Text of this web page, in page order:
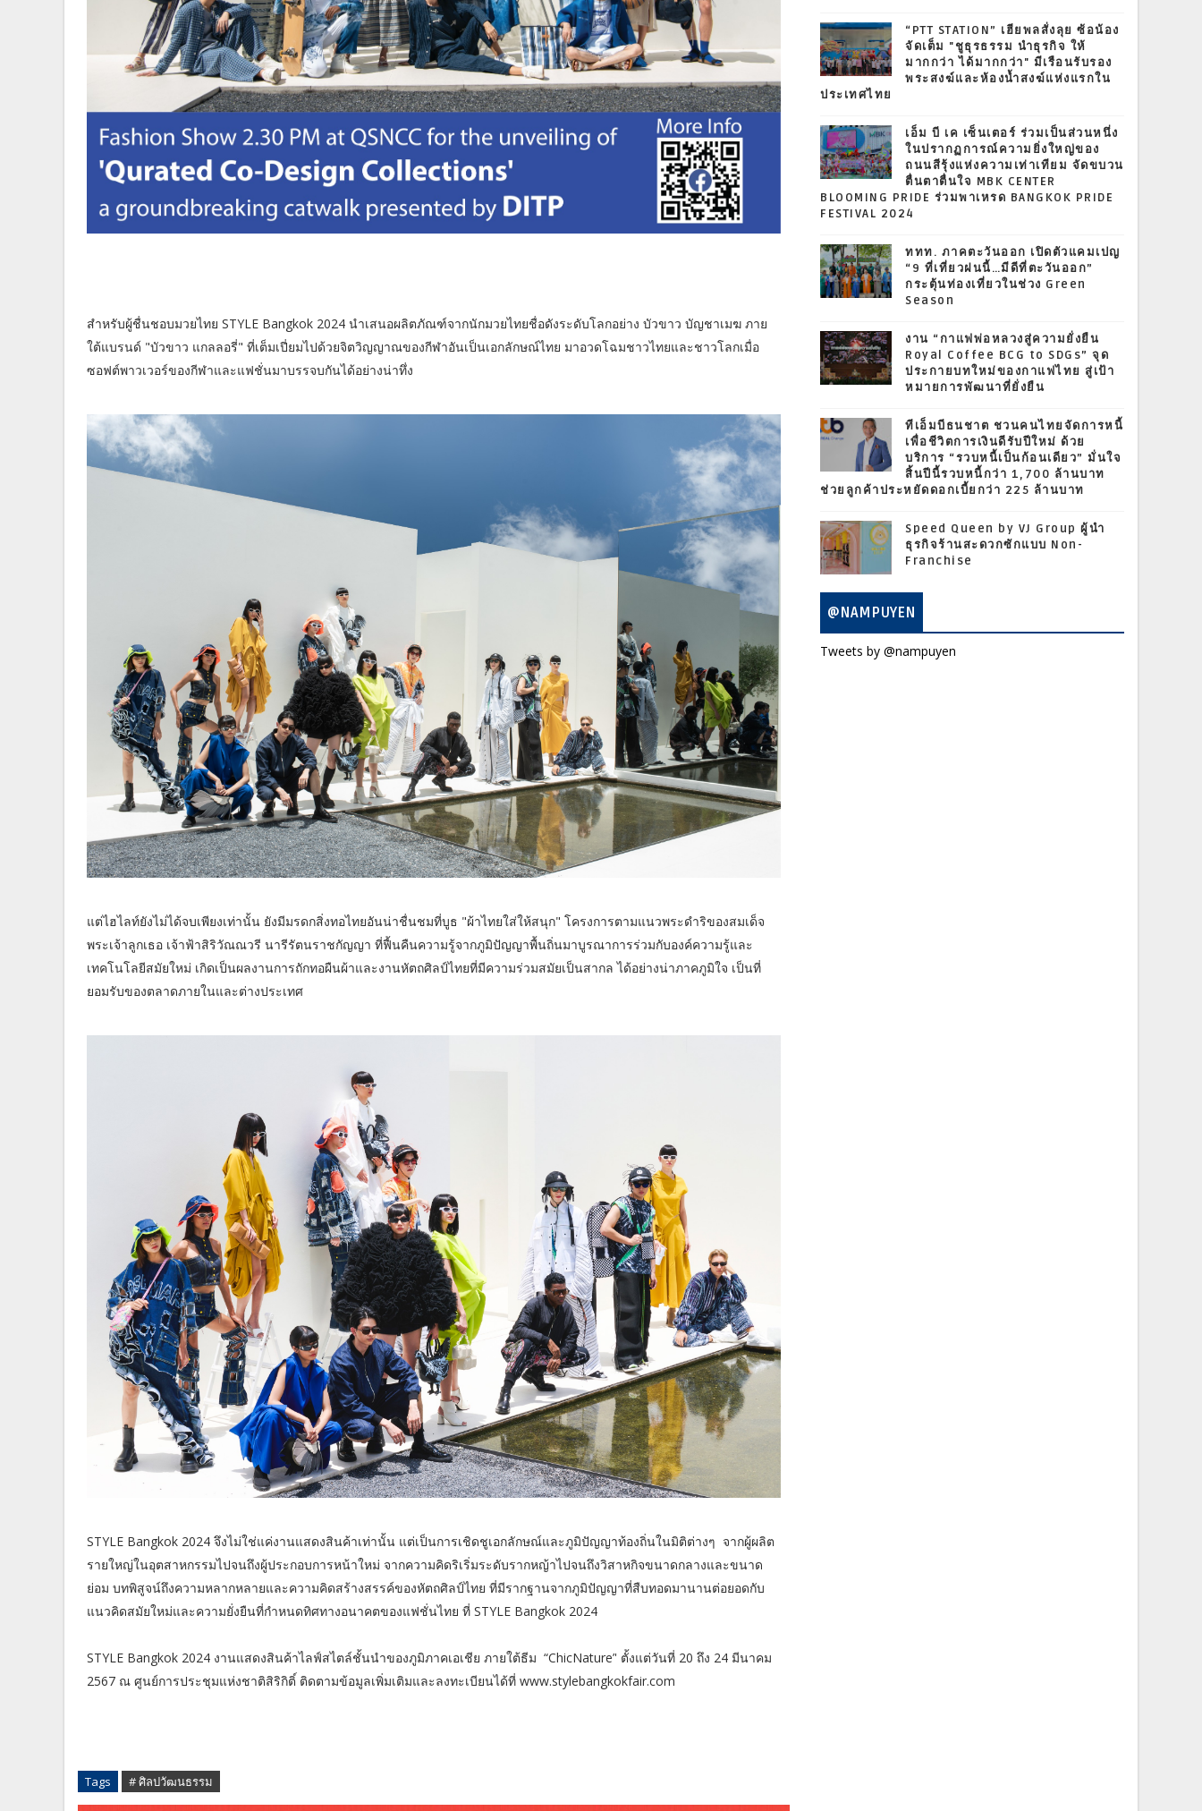
สำหรับผู้ชื่นชอบมวยไทย STYLE Bangkok 2024 นำเสนอผลิตภัณฑ์จากนักมวยไทยชื่อดังระดับโลกอย่าง บัวขาว บัญชาเมฆ ภาย
ใต้แบรนด์ "บัวขาว แกลลอรี่" ที่เต็มเปี่ยมไปด้วยจิตวิญญาณของกีฬาอันเป็นเอกลักษณ์ไทย มาอวดโฉมชาวไทยและชาวโลกเมื่อ
ซอฟต์พาวเวอร์ของกีฬาและแฟชั่นมาบรรจบกันได้อย่างน่าทึ่ง
แต่ไฮไลท์ยังไม่ได้จบเพียงเท่านั้น ยังมีมรดกสิ่งทอไทยอันน่าชื่นชมที่บูธ "ผ้าไทยใส่ให้สนุก" โครงการตามแนวพระดำริของสมเด็จ
พระเจ้าลูกเธอ เจ้าฟ้าสิริวัณณวรี นารีรัตนราชกัญญา ที่ฟื้นคืนความรู้จากภูมิปัญญาพื้นถิ่นมาบูรณาการร่วมกับองค์ความรู้และ
เทคโนโลยีสมัยใหม่ เกิดเป็นผลงานการถักทอผืนผ้าและงานหัตถศิลป์ไทยที่มีความร่วมสมัยเป็นสากล ได้อย่างน่าภาคภูมิใจ เป็นที่
ยอมรับของตลาดภายในและต่างประเทศ
STYLE Bangkok 2024 จึงไม่ใช่แค่งานแสดงสินค้าเท่านั้น แต่เป็นการเชิดชูเอกลักษณ์และภูมิปัญญาท้องถิ่นในมิติต่างๆ จากผู้ผลิต
รายใหญ่ในอุตสาหกรรมไปจนถึงผู้ประกอบการหน้าใหม่ จากความคิดริเริ่มระดับรากหญ้าไปจนถึงวิสาหกิจขนาดกลางและขนาด
ย่อม บทพิสูจน์ถึงความหลากหลายและความคิดสร้างสรรค์ของหัตถศิลป์ไทย ที่มีรากฐานจากภูมิปัญญาที่สืบทอดมานานต่อยอดกับ
แนวคิดสมัยใหม่และความยั่งยืนที่กำหนดทิศทางอนาคตของแฟชั่นไทย ที่ STYLE Bangkok 2024
STYLE Bangkok 2024 งานแสดงสินค้าไลฟ์สไตล์ชั้นนำของภูมิภาคเอเชีย ภายใต้ธีม “ChicNature’' ตั้งแต่วันที่ 20 ถึง 24 มีนาคม
2567 ณ ศูนย์การประชุมแห่งชาติสิริกิติ์ ติดตามข้อมูลเพิ่มเติมและลงทะเบียนได้ที่ www.stylebangkokfair.com
Tags # ศิลปวัฒนธรรม
“PTT STATION” เฮียพลสั่งลุย ซ้อน้อง
จัดเต็ม "ชูธุรธรรม นำธุรกิจ ให้
มากกว่า ได้มากกว่า" มีเรือนรับรอง
พระสงฆ์และห้องน้ำสงฆ์แห่งแรกใน
ประเทศไทย
เอ็ม บี เค เซ็นเตอร์ ร่วมเป็นส่วนหนึ่ง
ในปรากฏการณ์ความยิ่งใหญ่ของ
ถนนสีรุ้งแห่งความเท่าเทียม จัดขบวน
ตื่นตาตื่นใจ MBK CENTER
BLOOMING PRIDE ร่วมพาเหรด BANGKOK PRIDE
FESTIVAL 2024
ททท. ภาคตะวันออก เปิดตัวแคมเปญ
“9 ที่เที่ยวฝนนี้…มีดีที่ตะวันออก”
กระตุ้นท่องเที่ยวในช่วง Green
Season
งาน “กาแฟพ่อหลวงสู่ความยั่งยืน
Royal Coffee BCG to SDGs” จุด
ประกายบทใหม่ของกาแฟไทย สู่เป้า
หมายการพัฒนาที่ยั่งยืน
ทีเอ็มบีธนชาต ชวนคนไทยจัดการหนี้
เพื่อชีวิตการเงินดีรับปีใหม่ ด้วย
บริการ “รวบหนี้เป็นก้อนเดียว” มั่นใจ
สิ้นปีนี้รวบหนี้กว่า 1,700 ล้านบาท
ช่วยลูกค้าประหยัดดอกเบี้ยกว่า 225 ล้านบาท
Speed Queen by VJ Group ผู้นำ
ธุรกิจร้านสะดวกซักแบบ Non-
Franchise
@NAMPUYEN
Tweets by @nampuyen